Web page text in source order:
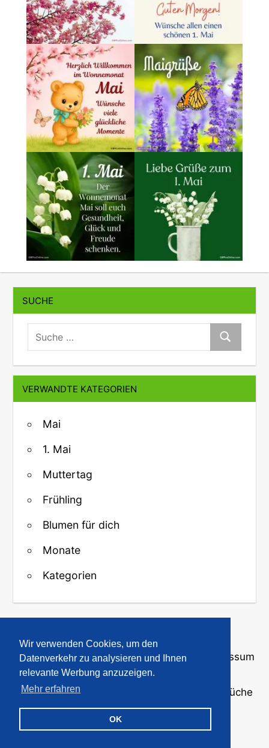
Wir verwenden Cookies, um den
Datenverkehr zu analysieren und Ihnen
relevante Werbung anzuzeigen.
Mehr erfahren
OK
SUCHE
suche:
Suche
VERWANDTE KATEGORIEN
Mai
1. Mai
Muttertag
Frühling
Blumen für dich
Monate
Kategorien
↑ Zurück zum Anfang
Über uns·Kontakt·Datenschutz Impressum
© 2008-2026
· Bilder und Sprüche
für WhatsApp und Profile